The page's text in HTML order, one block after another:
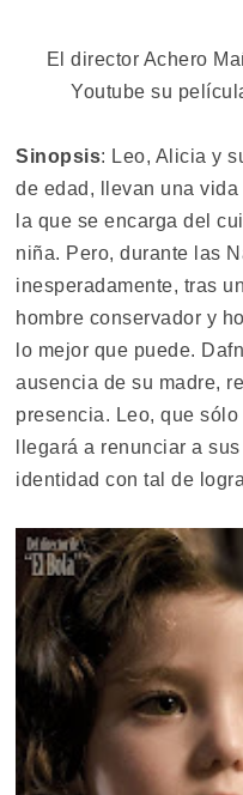
El director Achero
Youtube su
Sinopsis: Leo, Alicia y
de edad, llevan una
la que se encarga del
niña. Pero, durante las
inesperadamente, tras
hombre conservador y
lo mejor que puede.
ausencia de su madre,
presencia. Leo, que
llegará a renunciar a
identidad con tal de